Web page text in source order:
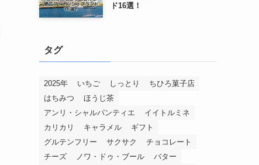
ド16選！
タグ
2025年 いちご しっとり
ちひろ菓子店
はちみつ
ほうじ茶
アンリ・シャルパンティエ
イイトルミネ
カリカリ
キャラメル
ギフト
グルテンフリー
サクサク
チョコレート
チーズ
ノワ・ドゥ・ブール
バター